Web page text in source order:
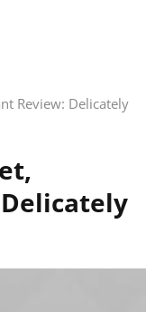
Review: Delicately